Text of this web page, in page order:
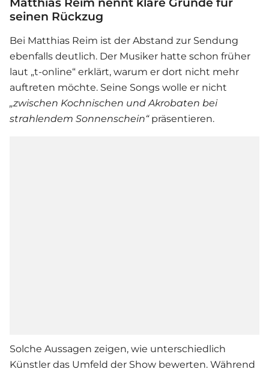
seinen Rückzug
Bei Matthias Reim ist der Abstand zur Sendung
ebenfalls deutlich. Der Musiker hatte schon früher
laut „t-online“ erklärt, warum er dort nicht mehr
auftreten möchte. Seine Songs wolle er nicht
„zwischen Kochnischen und Akrobaten bei
strahlendem Sonnenschein“präsentieren.
Solche Aussagen zeigen, wie unterschiedlich
Künstler das Umfeld der Show bewerten. Während